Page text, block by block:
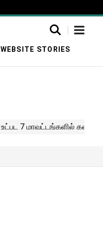
WEBSITE STORIES